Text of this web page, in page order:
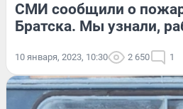
СМИ сообщили о
Братска. Мы узнали,
10 января, 2023, 10:30 2 650 1